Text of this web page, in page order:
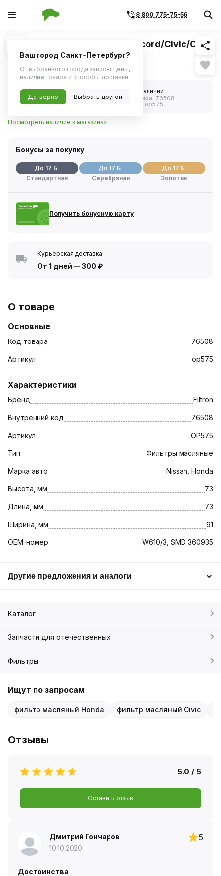
8 800 775-75-56
1/1 Похожие
Фильтр масляный HONDA Accord/Civic/CR-V
1.4-2.4 (FILTRON) OP575
Нет в наличии
5.0
1 отзыв
Нет в наличии
Код товара: 76508
op575
Посмотреть наличие в магазинах
Бонусы за покупку
До 17 Б
Стандартная
До 17 Б
Серебряная
До 17 Б
Золотая
Получить бонусную карту
Курьерская доставка
От 1 дней —300 ₽
О товаре
Основные
Код товара 76508
Артикул op575
Характеристики
Бренд Filtron
Внутренний код 76508
Артикул OP575
Тип Фильтры масляные
Марка авто Nissan, Honda
Высота, мм 73
Длина, мм 73
Ширина, мм 91
OEM-номер W610/3, SMD 360935
Другие предложения и аналоги
Каталог
Запчасти для отечественных
Фильтры
Ищут по запросам
фильтр масляный Honda фильтр масляный Civic
Отзывы
5.0 / 5
Оставить отзыв
Дмитрий Гончаров
10.10.2020
5
Достоинства
Ваш город Санкт-Петербург?
От выбранного города зависят цены,
наличие товара и способы доставки
Да, верно Выбрать другой